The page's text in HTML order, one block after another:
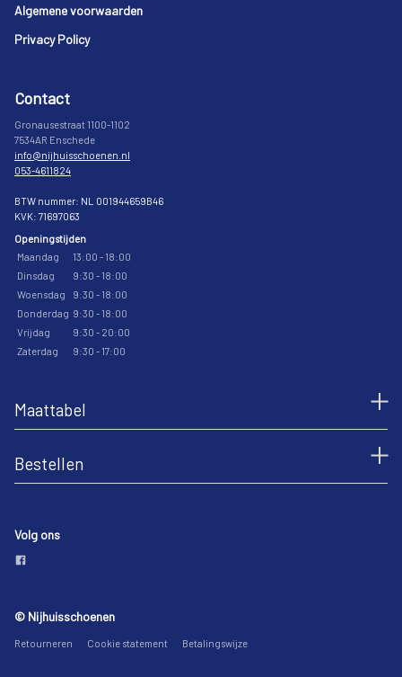
Footer
Algemene voorwaarden
Privacy Policy
Contact
Gronausestraat 1100-1102
7534AR Enschede
info@nijhuisschoenen.nl
053-4611824
BTW nummer: NL 001944659B46
KVK: 71697063
Openingstijden
Maandag
13:00 - 18:00
Dinsdag
9:30 - 18:00
Woensdag
9:30 - 18:00
Donderdag 9:30 - 18:00
Vrijdag
9:30 - 20:00
Zaterdag
9:30 - 17:00
Maattabel
Bestellen
Volg ons
© Nijhuisschoenen
Retourneren Cookie statement Betalingswijze